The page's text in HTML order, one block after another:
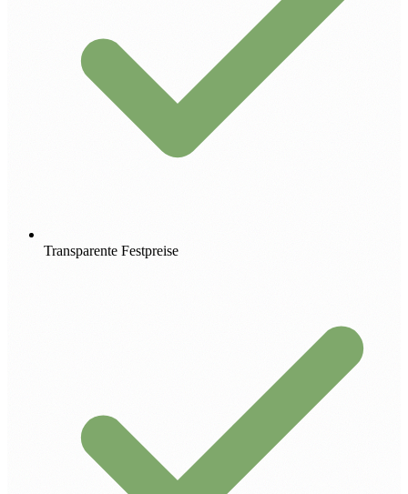
Transparente Festpreise